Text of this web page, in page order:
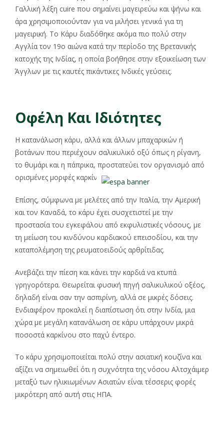
Γαλλική λέξη cuire που σημαίνει μαγειρεύω και ψήνω και
άρα χρησιμοποιούνταν για να μιλήσει γενικά για τη
μαγειρική. Το Κάρυ διαδόθηκε ακόμα πιο πολύ στην
Αγγλία τον 19ο αιώνα κατά την περίοδο της Βρετανικής
κατοχής της Ινδίας, η οποία βοήθησε στην εξοικείωση των
Άγγλων με τις καυτές πικάντικες Ινδικές γεύσεις.
Οφέλη Και Ιδιότητες
Η κατανάλωση κάρυ, αλλά και άλλων μπαχαρικών ή
βοτάνων που περιέχουν σαλικυλικό οξύ όπως η ρίγανη,
το θυμάρι και η πάπρικα, προστατεύει τον οργανισμό από
ορισμένες μορφές καρκίνου.
Επίσης, σύμφωνα με μελέτες από την Ιταλία, την Αμερική
και τον Καναδά, το κάρυ έχει συσχετιστεί με την
προστασία του εγκεφάλου από εκφυλιστικές νόσους, με
τη μείωση του κινδύνου καρδιακού επεισοδίου, και την
καταπολέμηση της ρευματοειδούς αρθρίτιδας.
Ανεβάζει την πίεση και κάνει την καρδιά να κτυπά
γρηγορότερα. Θεωρείται φυσική πηγή σαλικυλικού οξέος,
δηλαδή είναι σαν την ασπιρίνη, αλλά σε μικρές δόσεις.
Ενδιαφέρον προκαλεί η διαπίστωση ότι στην Ινδία, μια
χώρα με μεγάλη κατανάλωση σε κάρυ υπάρχουν μικρά
ποσοστά καρκίνου στο παχύ έντερο.
Το κάρυ χρησιμοποιείται πολύ στην ασιατική κουζίνα και
αξίζει να σημειωθεί ότι η συχνότητα της νόσου Αλτσχάιμερ
μεταξύ των ηλικιωμένων Ασιατών είναι τέσσερις φορές
μικρότερη από αυτή στις ΗΠΑ.